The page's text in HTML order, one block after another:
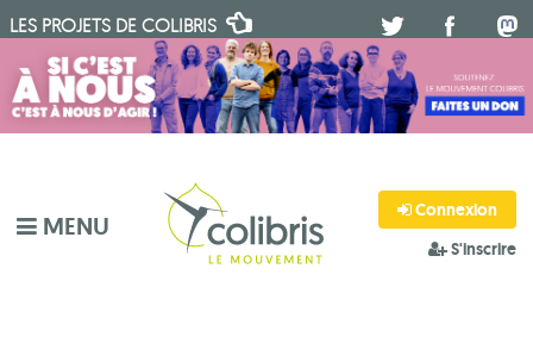
LES PROJETS DE COLIBRIS
MENU
Connexion
S'inscrire